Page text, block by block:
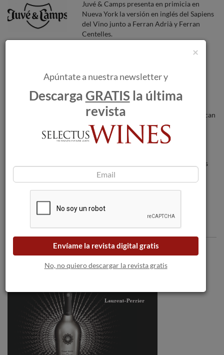
Juvé & Camps presenta en primicia en
Nueva York la versión en inglés del Sapiens
del Vino junto a Ferran Adrià y Ferran
Centelles.
Lan 7 Metros, la última innovación de
Los incendios forestales amenazan a las
bodegas a medida que las llamas se acercan
a Burdeos.
Mundo en el San Francisco World Spirits
Competition 2024.
Comentarios
×
Apúntate a nuestra newsletter y
DescargaGRATIS la última
revista
Envíame la revista digital gratis
No, no quiero descargar la revista gratis